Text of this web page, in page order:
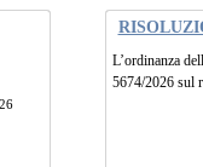
L’ordinanza
5674/2026 sul